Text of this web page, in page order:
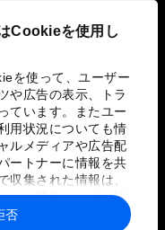
Cookieを使用し
を使って、ユーザー
や広告の表示、トラ
ています。またユー
用状況についても情
ルメディアや広告配
ートナーに情報を共
収集された情報は、
ーに提供した他の情
ービスを使用した際
否